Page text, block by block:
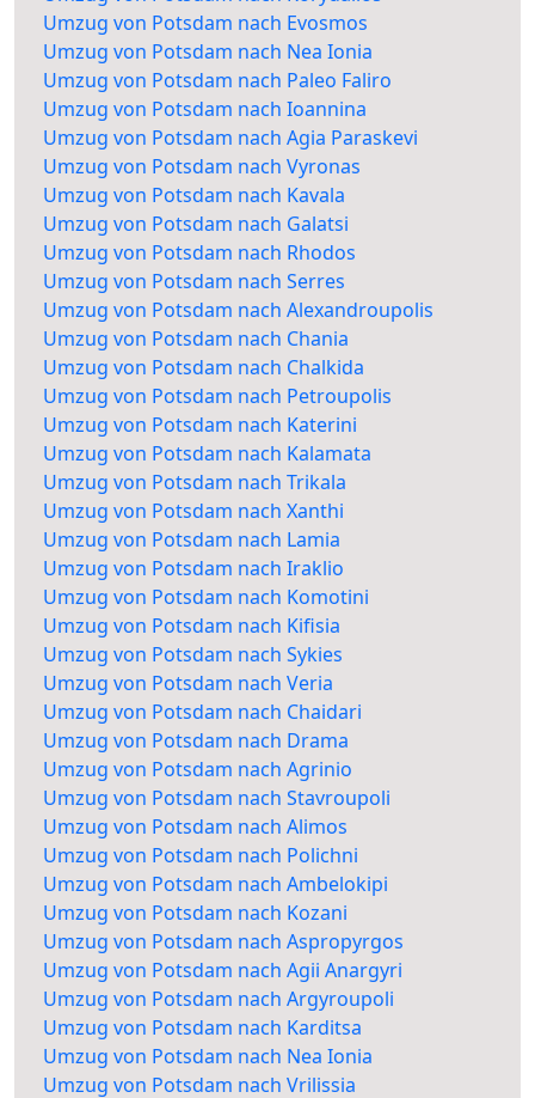
Umzug von Potsdam nach Evosmos
Umzug von Potsdam nach Nea Ionia
Umzug von Potsdam nach Paleo Faliro
Umzug von Potsdam nach Ioannina
Umzug von Potsdam nach Agia Paraskevi
Umzug von Potsdam nach Vyronas
Umzug von Potsdam nach Kavala
Umzug von Potsdam nach Galatsi
Umzug von Potsdam nach Rhodos
Umzug von Potsdam nach Serres
Umzug von Potsdam nach Alexandroupolis
Umzug von Potsdam nach Chania
Umzug von Potsdam nach Chalkida
Umzug von Potsdam nach Petroupolis
Umzug von Potsdam nach Katerini
Umzug von Potsdam nach Kalamata
Umzug von Potsdam nach Trikala
Umzug von Potsdam nach Xanthi
Umzug von Potsdam nach Lamia
Umzug von Potsdam nach Iraklio
Umzug von Potsdam nach Komotini
Umzug von Potsdam nach Kifisia
Umzug von Potsdam nach Sykies
Umzug von Potsdam nach Veria
Umzug von Potsdam nach Chaidari
Umzug von Potsdam nach Drama
Umzug von Potsdam nach Agrinio
Umzug von Potsdam nach Stavroupoli
Umzug von Potsdam nach Alimos
Umzug von Potsdam nach Polichni
Umzug von Potsdam nach Ambelokipi
Umzug von Potsdam nach Kozani
Umzug von Potsdam nach Aspropyrgos
Umzug von Potsdam nach Agii Anargyri
Umzug von Potsdam nach Argyroupoli
Umzug von Potsdam nach Karditsa
Umzug von Potsdam nach Nea Ionia
Umzug von Potsdam nach Vrilissia